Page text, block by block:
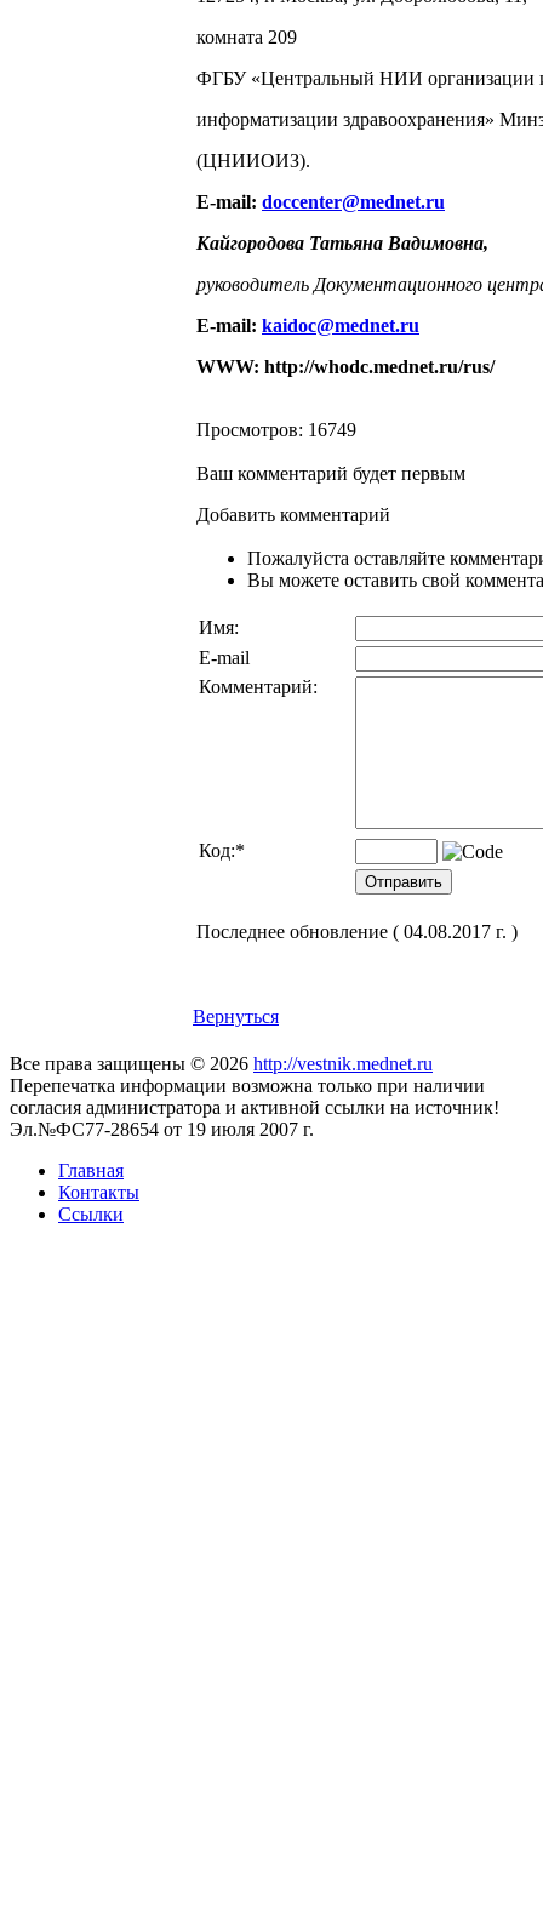
комната 209
ФГБУ «Центральный НИИ организации
информатизации здравоохранения»
(ЦНИИОИЗ).
E-mail: doccenter@mednet.ru
Кайгородова Татьяна Вадимовна,
руководитель Документационного
E-mail: kaidoc@mednet.ru
WWW: http://whodc.mednet.ru/rus/
Просмотров: 16749
Ваш комментарий будет первым
Добавить комментарий
Пожалуйста оставляйте
Вы можете оставить свой
Имя:
E-mail
Комментарий:
Код:*
Последнее обновление ( 04.08.2017 г. )
Вернуться
Все права защищены © 2026 http://vestnik.mednet.ru
Перепечатка информации возможна только при наличии
согласия администратора и активной ссылки на источник!
Эл.№ФС77-28654 от 19 июля 2007 г.
Главная
Контакты
Ссылки